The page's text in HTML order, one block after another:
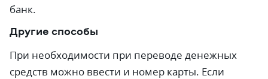
банк.
Другие способы
При необходимости при переводе денежных
средств можно ввести и номер карты. Если